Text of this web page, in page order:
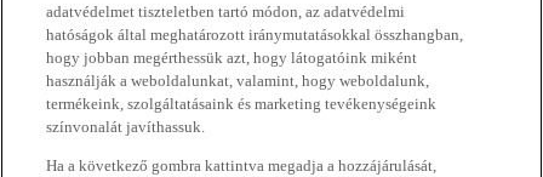
adatvédelmet tiszteletben tartó módon, az adatvédelmi
hatóságok által meghatározott iránymutatásokkal összhangban,
hogy jobban megérthessük azt, hogy látogatóink miként
használják a weboldalunkat, valamint, hogy weboldalunk,
termékeink, szolgáltatásaink és marketing tevékenységeink
színvonalát javíthassuk.
Ha a következő gombra kattintva megadja a hozzájárulását,